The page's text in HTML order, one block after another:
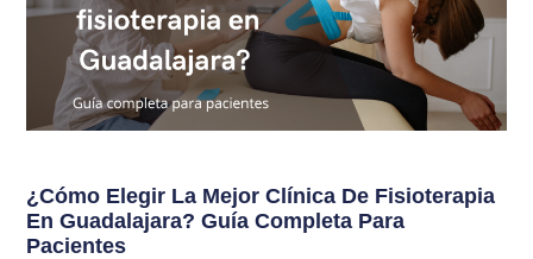
¿Cómo Elegir La Mejor Clínica De Fisioterapia
En Guadalajara? Guía Completa Para
Pacientes